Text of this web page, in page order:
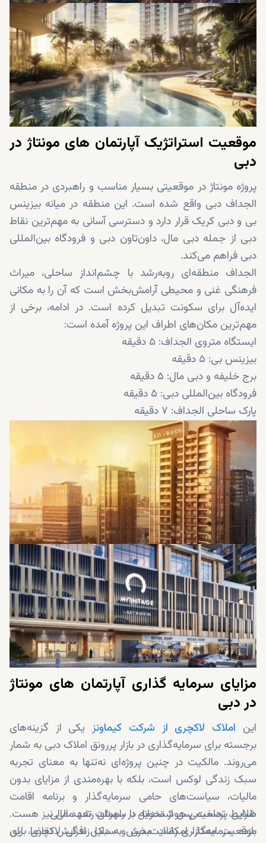
موقعیت استراتژیک آپارتمان‌ های مونتاژ در
دبی
پروژه مونتاژ در موقعیتی بسیار مناسب و راهبردی در منطقه
الجداف دبی واقع شده است. این منطقه در میانه‌ بیزینس
بی و دبی کریک قرار دارد و دسترسی آسانی به مهم‌ترین نقاط
دبی از جمله دبی مال، داون‌تاون دبی و فرودگاه بین‌المللی
دبی فراهم می‌کند.
الجداف منطقه‌ای روبه‌رشد با چشم‌انداز ساحلی، میراث
فرهنگی غنی و محیطی آرامش‌بخش است که آن را به مکانی
ایده‌آل برای سکونت تبدیل کرده است. در ادامه، برخی از
مهم‌ترین مکان‌های اطراف این پروژه آمده است:
ایستگاه متروی الجداف: ۵ دقیقه
بیزینس بی: ۵ دقیقه
برج خلیفه و دبی مال: ۵ دقیقه
فرودگاه بین‌المللی دبی: ۵ دقیقه
پارک ساحلی الجداف: ۷ دقیقه
دبی اینترنشنال فایننشال سنتر: ۱۰ دقیقه
باشگاه گلف و قایق‌رانی دبی کریک: ۱۰ دقیقه
مزایای سرمایه‌ گذاری آپارتمان‌ های مونتاژ
در دبی
این املاک لاکچری از شرکت کیماونز یکی از گزینه‌های
برجسته برای سرمایه‌گذاری در بازار پررونق املاک دبی به شمار
می‌روند. مالکیت در چنین پروژه‌ای نه‌تنها به معنای تجربه‌
سبک زندگی لوکس است، بلکه با بهره‌مندی از مزایای بدون
مالیات، سیاست‌های حامی سرمایه‌گذار و برنامه اقامت
طلایی، تصمیمی هوشمندانه در راستای رشد مالی نیز هست.
موقعیت ممتاز، امکانات مدرن و سبک زندگی لاکچری، این
شرایط پرداخت پس از تحویل با سهولت تعهد مالی
بازده سرمایه‌گذاری رضایت‌بخش به دلیل افزایش تقاضا برای